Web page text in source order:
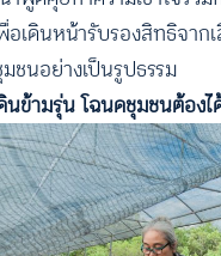
อเดินหน้ารับรองสิทธิจาก
ชนอย่างเป็นรูปธรรม
ข้ามรุ่น โฉนดชุมชนต้องไ